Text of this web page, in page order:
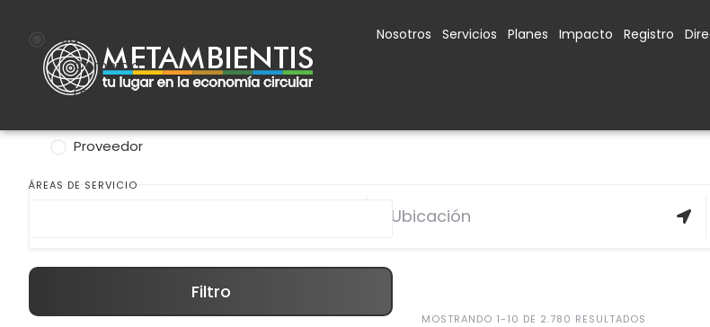
Nosotros Servicios Planes Impacto Registro
Todas las categorías
Comercio
Empresa
Proveedor
ÁREAS DE SERVICIO
Filtro
MOSTRANDO 1-10 DE 2.780 RESULTADOS